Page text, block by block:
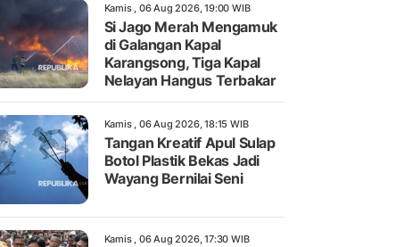
Kamis , 06 Aug 2026, 19:00 WIB
Si Jago Merah Mengamuk
di Galangan Kapal
Karangsong, Tiga Kapal
Nelayan Hangus Terbakar
Kamis , 06 Aug 2026, 18:15 WIB
Tangan Kreatif Apul Sulap
Botol Plastik Bekas Jadi
Wayang Bernilai Seni
Kamis , 06 Aug 2026, 17:30 WIB